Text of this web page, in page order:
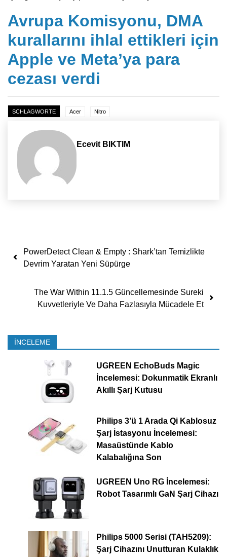
Avrupa Komisyonu, DMA
kurallarını ihlal ettikleri için
Apple ve Meta’ya para
cezası verdi
SCHLAGWORTE Acer Nitro
Ecevit BIKTIM
Yazı dolaşımı
PowerDetect Clean & Empty : Shark’tan Temizlikte
Devrim Yaratan Yeni Süpürge
The War Within 11.1.5 Güncellemesinde Sureki
Kuvvetleriyle Ve Daha Fazlasıyla Mücadele Et
İNCELEME
UGREEN EchoBuds Magic
İncelemesi: Dokunmatik Ekranlı
Akıllı Şarj Kutusu
Philips 3’ü 1 Arada Qi Kablosuz
Şarj İstasyonu İncelemesi:
Masaüstünde Kablo
Kalabalığına Son
UGREEN Uno RG İncelemesi:
Robot Tasarımlı GaN Şarj Cihazı
Philips 5000 Serisi (TAH5209):
Şarj Cihazını Unutturan Kulaklık